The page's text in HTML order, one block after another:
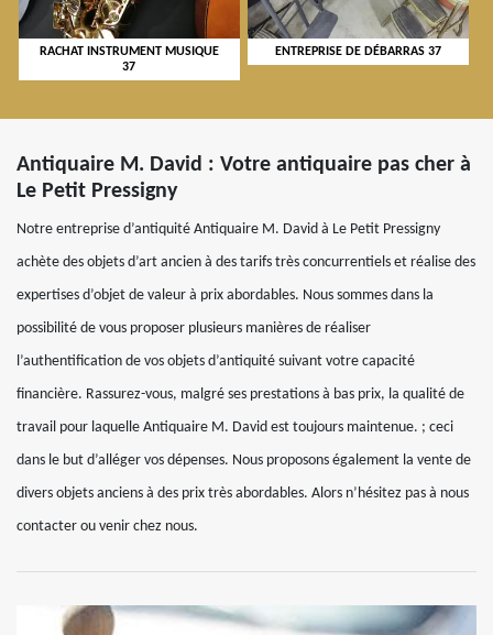
RACHAT INSTRUMENT MUSIQUE
37
ENTREPRISE DE DÉBARRAS 37
Antiquaire M. David : Votre antiquaire pas cher à
Le Petit Pressigny
Notre entreprise d’antiquité Antiquaire M. David à Le Petit Pressigny
achète des objets d’art ancien à des tarifs très concurrentiels et réalise des
expertises d’objet de valeur à prix abordables. Nous sommes dans la
possibilité de vous proposer plusieurs manières de réaliser
l’authentification de vos objets d’antiquité suivant votre capacité
financière. Rassurez-vous, malgré ses prestations à bas prix, la qualité de
travail pour laquelle Antiquaire M. David est toujours maintenue. ; ceci
dans le but d’alléger vos dépenses. Nous proposons également la vente de
divers objets anciens à des prix très abordables. Alors n’hésitez pas à nous
contacter ou venir chez nous.